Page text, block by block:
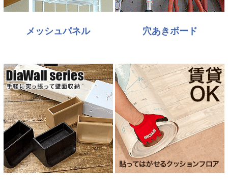
メッシュパネル 穴あきボード